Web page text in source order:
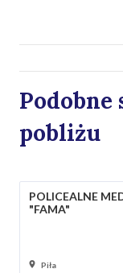
pobliżu
POLICEALNE
"FAMA"
Piła